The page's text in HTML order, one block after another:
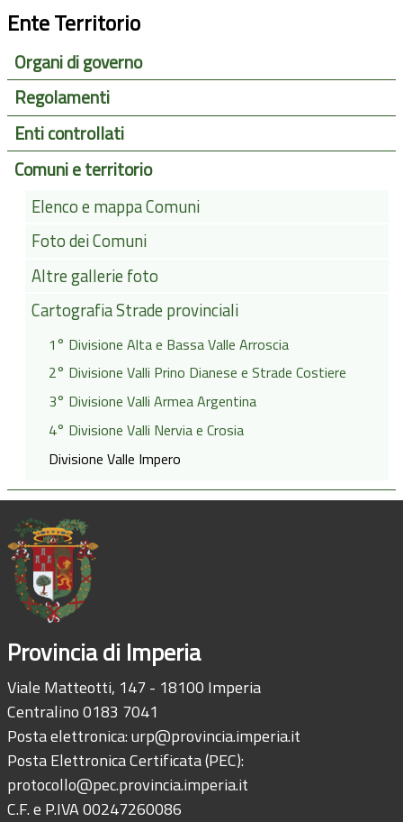
Ente Territorio
Organi di governo
Regolamenti
Enti controllati
Comuni e territorio
Elenco e mappa Comuni
Foto dei Comuni
Altre gallerie foto
Cartografia Strade provinciali
1° Divisione Alta e Bassa Valle Arroscia
2° Divisione Valli Prino Dianese e Strade Costiere
3° Divisione Valli Armea Argentina
4° Divisione Valli Nervia e Crosia
Divisione Valle Impero
Provincia di Imperia
Viale Matteotti, 147 - 18100 Imperia
Centralino 0183 7041
Posta elettronica:urp@provincia.imperia.it
Posta Elettronica Certificata (PEC):
protocollo@pec.provincia.imperia.it
C.F. e P.IVA 00247260086